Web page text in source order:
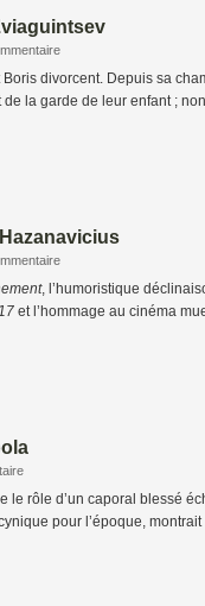
divorcent. Depuis sa
la garde de leur enfant ;
, l’humoristique
et l’hommage au cinéma
le rôle d’un caporal blessé
pour l’époque,